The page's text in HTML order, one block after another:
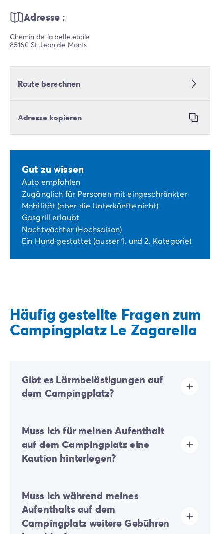
Adresse :
Chemin de la belle étoile
85160 St Jean de Monts
Route berechnen
Adresse kopieren
Gut zu wissen
Auto empfohlen
Zugänglich für Personen mit eingeschränkter
Mobilität (aber die Unterkünfte nicht)
Gasgrill erlaubt
Nachtwächter (Hochsaison)
Ein Hund gestattet (ausser 1. und 2. Kategorie)
Häufig gestellte Fragen zum
Campingplatz Le Zagarella
Gibt es Lärmbelästigungen auf
dem Campingplatz?
Verkehrsader, was Ihre Ausflüge in die Region sehr
einfach macht. Je nach Lage Ihrer Unterkunft kann ein
leises Verkehrsgeräusch wahrnehmbar sein. Diese
Lage bleibt jedoch ein praktischer Vorteil, um Ihre
Muss ich für meinen Aufenthalt
auf dem Campingplatz eine
Kaution hinterlegen?
oder nach Ihrer Ankunft vor Ort fällig.
Muss ich während meines
Aufenthalts auf dem
Campingplatz weitere Gebühren